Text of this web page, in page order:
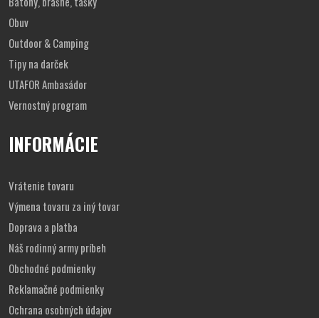
Obuv
Outdoor & Camping
Tipy na darček
UTAFOR Ambasádor
Vernostný program
INFORMÁCIE
Vrátenie tovaru
Výmena tovaru za iný tovar
Doprava a platba
Náš rodinný army príbeh
Obchodné podmienky
Reklamačné podmienky
Ochrana osobných údajov